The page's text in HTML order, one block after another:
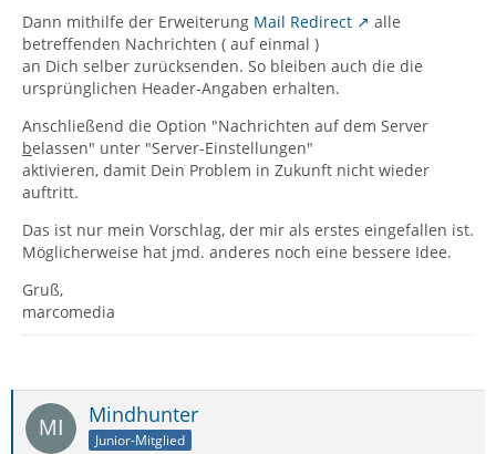
Dann mithilfe der Erweiterung Mail Redirect
alle
betreffenden Nachrichten ( auf einmal )
an Dich selber zurücksenden. So bleiben auch die die
ursprünglichen Header-Angaben erhalten.
Anschließend die Option "Nachrichten auf dem Server
belassen" unter "Server-Einstellungen"
aktivieren, damit Dein Problem in Zukunft nicht wieder
auftritt.
Das ist nur mein Vorschlag, der mir als erstes eingefallen ist.
Möglicherweise hat jmd. anderes noch eine bessere Idee.
Gruß,
marcomedia
Mindhunter
Junior-Mitglied